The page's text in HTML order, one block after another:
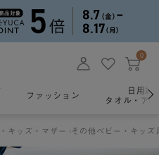
0
ファッション
日用雑
タオル・ア
キッズ・マザー その他ベビー・キッズ